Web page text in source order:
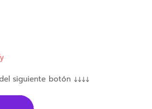
siguiente botón ↓↓↓↓